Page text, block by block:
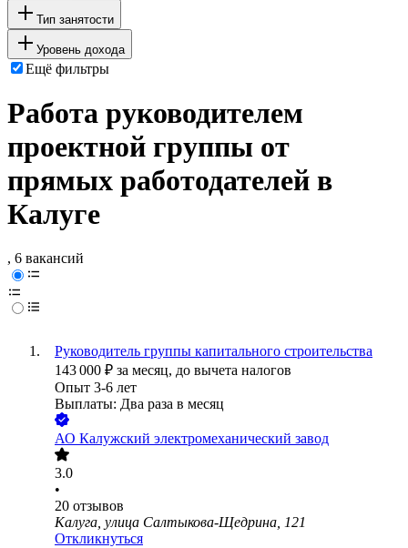
Тип занятости
Уровень дохода
Ещё фильтры
Работа руководителем
проектной группы от
прямых работодателей в
Калуге
, 6 вакансий
Руководитель группы капитального строительства
143 000 ₽ за месяц, до вычета налогов
Опыт 3-6 лет
Выплаты: Два раза в месяц
АО Калужский электромеханический завод
3.0
•
20 отзывов
Калуга, улица Салтыкова-Щедрина, 121
Откликнуться